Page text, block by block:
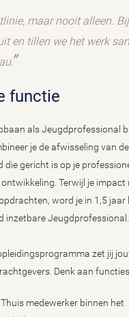
maar nooit alleen.
en tillen we het werk
functie
als Jeugdprofessional
je de afwisseling van
die gericht is op je
Terwijl je impact
word je in 1,5 jaar
inzetbare Jeugdprofessional.
zet jij
Denk aan
medewerker binnen het